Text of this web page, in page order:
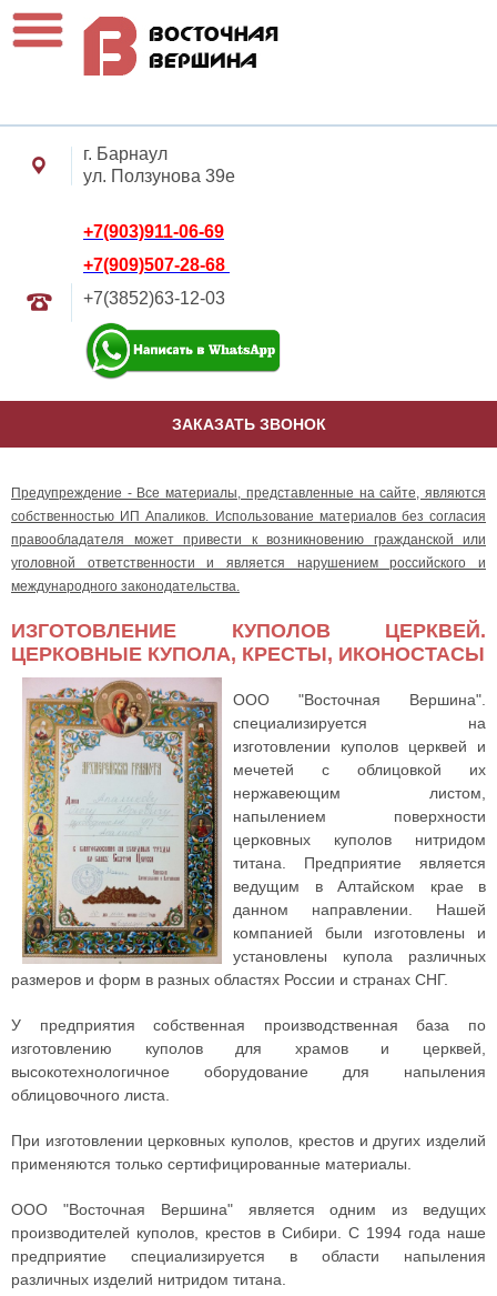
г. Барнаул
ул. Ползунова 39е
+7(903)911-06-69
+7(909)507-28-68
+7(3852)63-12-03
ЗАКАЗАТЬ ЗВОНОК
Предупреждение - Все материалы, представленные на сайте, являются
собственностью ИП Апаликов. Использование материалов без согласия
правообладателя может привести к возникновению гражданской или
уголовной ответственности и является нарушением российского и
международного законодательства.
ИЗГОТОВЛЕНИЕ КУПОЛОВ ЦЕРКВЕЙ.
ЦЕРКОВНЫЕ КУПОЛА, КРЕСТЫ, ИКОНОСТАСЫ
ООО "Восточная Вершина".
специализируется на
изготовлении куполов церквей и
мечетей с облицовкой их
нержавеющим листом,
напылением поверхности
церковных куполов нитридом
титана. Предприятие является
ведущим в Алтайском крае в
данном направлении. Нашей
компанией были изготовлены и
установлены купола различных
размеров и форм в разных областях России и странах СНГ.
У предприятия собственная производственная база по
изготовлению куполов для храмов и церквей,
высокотехнологичное оборудование для напыления
облицовочного листа.
При изготовлении церковных куполов, крестов и других изделий
применяются только сертифицированные материалы.
ООО "Восточная Вершина"является одним из ведущих
производителей куполов, крестов в Сибири. С 1994 года наше
предприятие специализируется в области напыления
различных изделий нитридом титана.